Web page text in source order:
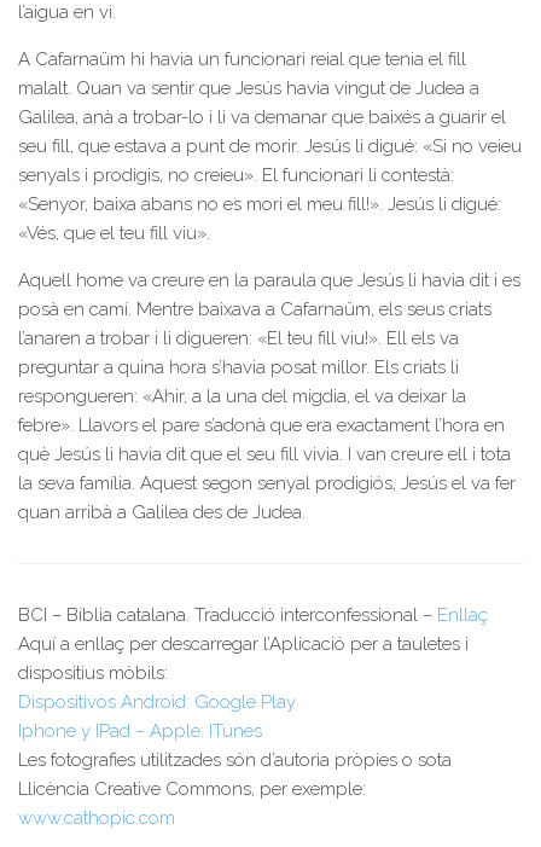
l’aigua en vi.
A Cafarnaüm hi havia un funcionari reial que tenia el fill
malalt. Quan va sentir que Jesús havia vingut de Judea a
Galilea, anà a trobar-lo i li va demanar que baixés a guarir el
seu fill, que estava a punt de morir. Jesús li digué: «Si no veieu
senyals i prodigis, no creieu». El funcionari li contestà:
«Senyor, baixa abans no es mori el meu fill!». Jesús li digué:
«Vés, que el teu fill viu».
Aquell home va creure en la paraula que Jesús li havia dit i es
posà en camí. Mentre baixava a Cafarnaüm, els seus criats
l’anaren a trobar i li digueren: «El teu fill viu!». Ell els va
preguntar a quina hora s’havia posat millor. Els criats li
respongueren: «Ahir, a la una del migdia, el va deixar la
febre». Llavors el pare s’adonà que era exactament l’hora en
què Jesús li havia dit que el seu fill vivia. I van creure ell i tota
la seva família. Aquest segon senyal prodigiós, Jesús el va fer
quan arribà a Galilea des de Judea.
BCI – Bíblia catalana. Traducció interconfessional – Enllaç
Aquí a enllaç per descarregar l’Aplicació per a tauletes i
dispositius mòbils:
Dispositivos Android: Google Play
Iphone y IPad – Apple: ITunes
Les fotografies utilitzades són d’autoria pròpies o sota
Llicència Creative Commons, per exemple:
www.cathopic.com